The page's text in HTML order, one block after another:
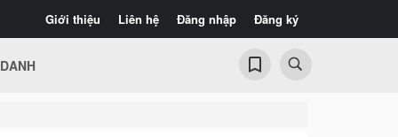
Giới thiệu Liên hệ Đăng nhập Đăng ký